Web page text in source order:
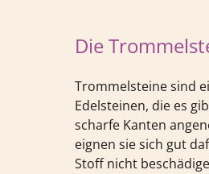
Die
Trommelsteine sind
Edelsteinen, die es
scharfe Kanten
eignen sie sich gut
Stoff nicht